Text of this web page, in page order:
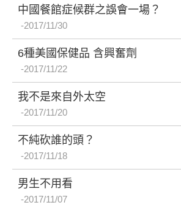
中國餐館症候群之誤會一場？
2017/11/30
6種美國保健品 含興奮劑
2017/11/22
我不是來自外太空
2017/11/20
不純砍誰的頭？
2017/11/18
男生不用看
2017/11/07